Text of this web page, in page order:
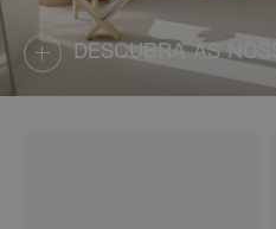
DESCUBRA AS